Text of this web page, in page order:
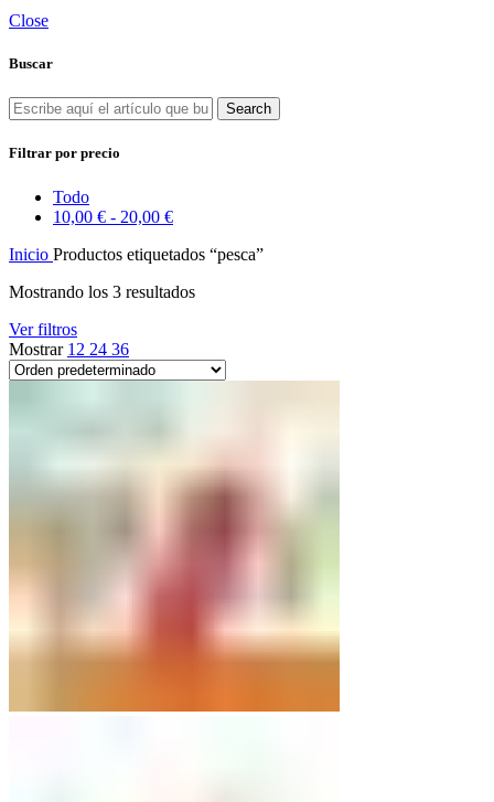
Close
Buscar
Search
Filtrar por precio
Todo
10,00 € - 20,00 €
Inicio Productos etiquetados “pesca”
Mostrando los 3 resultados
Ver filtros
Mostrar 12 24 36